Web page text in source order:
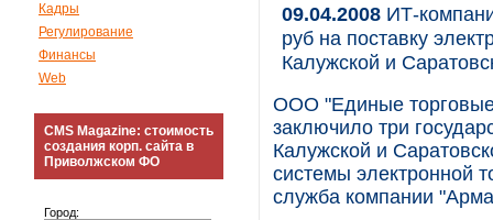
Кадры
Регулирование
Финансы
Web
CMS Magazine: стоимость
создания корп. сайта в
Приволжском ФО
Город:
09.04.2008 ИТ-
руб на поставку
Калужской и
ООО "Единые
заключило три
Калужской и
системы электронной
служба компании